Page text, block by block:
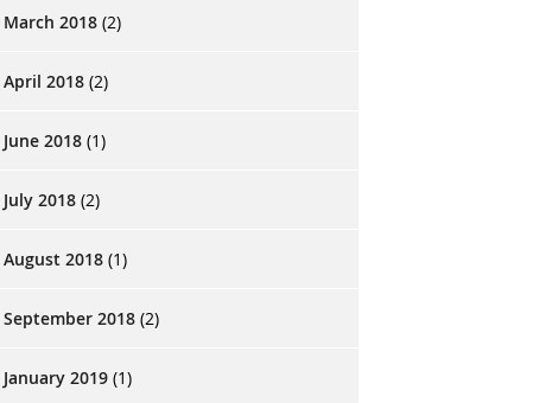
March 2018(2)
April 2018(2)
June 2018(1)
July 2018(2)
August 2018(1)
September 2018(2)
January 2019(1)